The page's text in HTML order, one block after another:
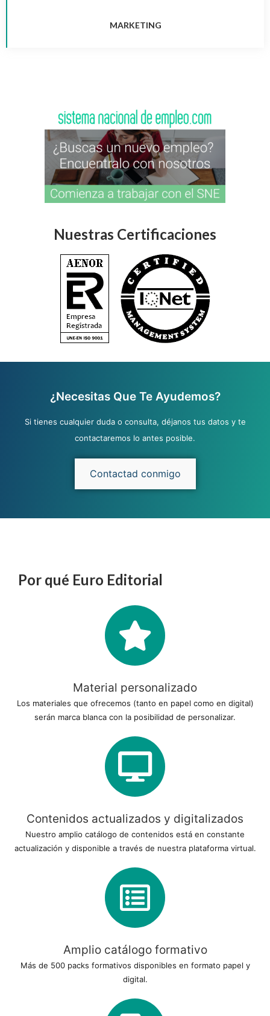
MARKETING
Nuestras Certificaciones
¿Necesitas Que Te Ayudemos?
Si tienes cualquier duda o consulta, déjanos tus datos y te
contactaremos lo antes posible.
Contactad conmigo
Por qué Euro Editorial
Material personalizado
Los materiales que ofrecemos (tanto en papel como en digital)
serán marca blanca con la posibilidad de personalizar.
Contenidos actualizados y digitalizados
Nuestro amplio catálogo de contenidos está en constante
actualización y disponible a través de nuestra plataforma virtual.
Amplio catálogo formativo
Más de 500 packs formativos disponibles en formato papel y
digital.